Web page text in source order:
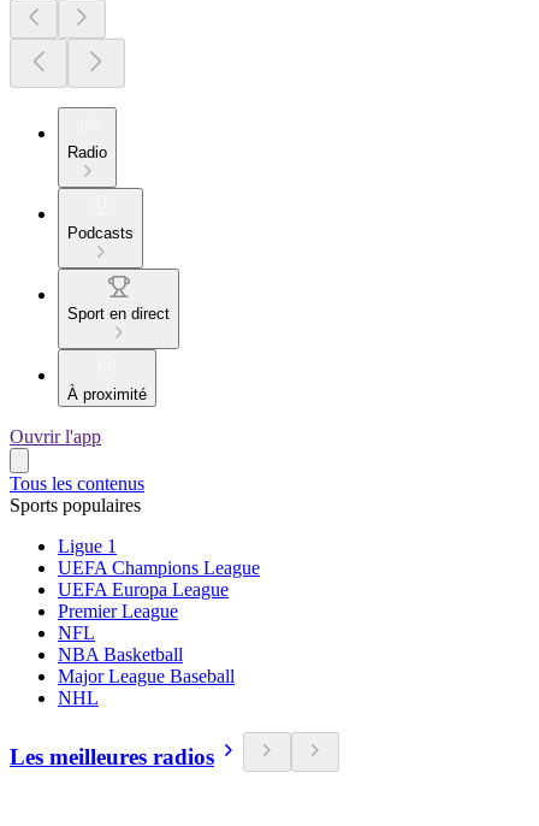
Radio
Podcasts
Sport en direct
À proximité
Ouvrir l'app
Tous les contenus
Sports populaires
Ligue 1
UEFA Champions League
UEFA Europa League
Premier League
NFL
NBA Basketball
Major League Baseball
NHL
Les meilleures radios